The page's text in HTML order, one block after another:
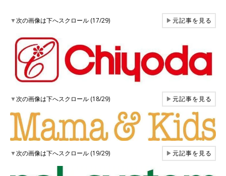
▼次の画像は下へスクロール (17/29) ▶元記事を見る
▼次の画像は下へスクロール (18/29) ▶元記事を見る
▼次の画像は下へスクロール (19/29) ▶元記事を見る